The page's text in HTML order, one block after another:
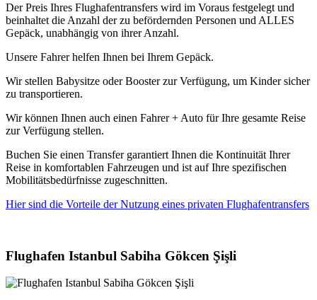
Der Preis Ihres Flughafentransfers wird im Voraus festgelegt und
beinhaltet die Anzahl der zu befördernden Personen und ALLES
Gepäck, unabhängig von ihrer Anzahl.
Unsere Fahrer helfen Ihnen bei Ihrem Gepäck.
Wir stellen Babysitze oder Booster zur Verfügung, um Kinder sicher
zu transportieren.
Wir können Ihnen auch einen Fahrer + Auto für Ihre gesamte Reise
zur Verfügung stellen.
Buchen Sie einen Transfer garantiert Ihnen die Kontinuität Ihrer
Reise in komfortablen Fahrzeugen und ist auf Ihre spezifischen
Mobilitätsbedürfnisse zugeschnitten.
Hier sind die Vorteile der Nutzung eines privaten Flughafentransfers
Flughafen Istanbul Sabiha Gökcen Şişli